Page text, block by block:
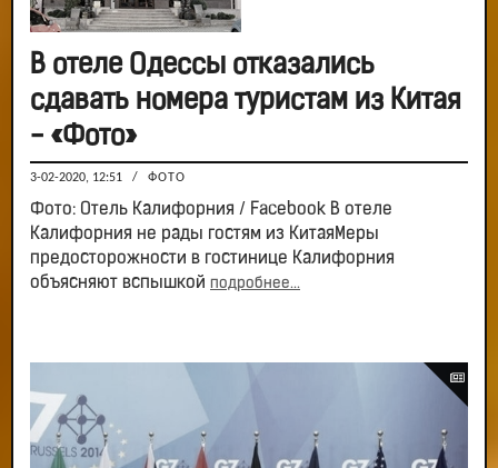
В отеле Одессы отказались
сдавать номера туристам из Китая
- «Фото»
3-02-2020, 12:51 / ФОТО
Фото: Отель Калифорния / Facebook В отеле
Калифорния не рады гостям из КитаяМеры
предосторожности в гостинице Калифорния
объясняют вспышкой подробнее...